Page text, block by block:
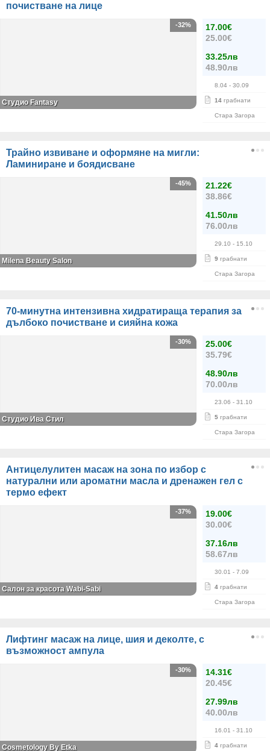
почистване на лице
17.00€
25.00€
33.25лв
48.90лв
8.04 - 30.09
14 грабнати
Стара Загора
-32%
Студио Fantasy
Трайно извиване и оформяне на мигли:
Ламиниране и боядисване
21.22€
38.86€
41.50лв
76.00лв
29.10 - 15.10
9 грабнати
Стара Загора
-45%
Milena Beauty Salon
70-минутна интензивна хидратираща терапия за
дълбоко почистване и сияйна кожа
25.00€
35.79€
48.90лв
70.00лв
23.06 - 31.10
5 грабнати
Стара Загора
-30%
Студио Ива Стил
Антицелулитен масаж на зона по избор с
натурални или ароматни масла и дренажен гел с
термо ефект
19.00€
30.00€
37.16лв
58.67лв
30.01 - 7.09
4 грабнати
Стара Загора
-37%
Салон за красота Wabi-Sabi
Лифтинг масаж на лице, шия и деколте, с
възможност ампула
14.31€
20.45€
27.99лв
40.00лв
16.01 - 31.10
4 грабнати
-30%
Cosmetology By Etka